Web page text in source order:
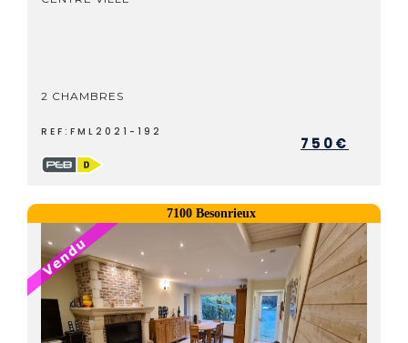
2 CHAMBRES
REF:FML2021-192
750€
7100 Besonrieux